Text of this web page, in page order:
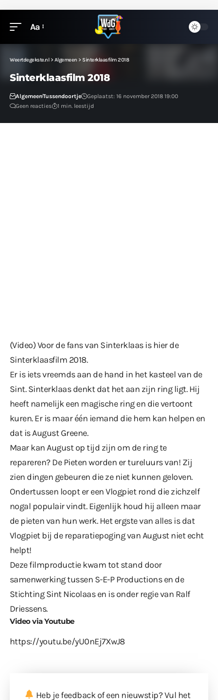
Aa
Weertdegekste.nl> Algemeen > Sinterklaasfilm 2018
Sinterklaasfilm 2018
AlgemeenTussendoortje
Geplaatst: 16 november 2018 19:00
Geen reacties
1 min. leestijd
(Video) Voor de fans van Sinterklaas is hier de
Sinterklaasfilm 2018.
Er is iets vreemds aan de hand in het kasteel van de
Sint. Sinterklaas denkt dat het aan zijn ring ligt. Hij
heeft namelijk een magische ring en die vertoont
kuren. Er is maar één iemand die hem kan helpen en
dat is August Greene.
Maar kan August op tijd zijn om de ring te
repareren? De Pieten worden er tureluurs van! Zij
zien dingen gebeuren die ze niet kunnen geloven.
Ondertussen loopt er een Vlogpiet rond die zichzelf
nogal populair vindt. Eigenlijk houd hij alleen maar
de pieten van hun werk. Het ergste van alles is dat
Vlogpiet bij de reparatiepoging van August niet echt
helpt!
Deze filmproductie kwam tot stand door
samenwerking tussen S-E-P Productions en de
Stichting Sint Nicolaas en is onder regie van Ralf
Driessens.
Video via Youtube
https://youtu.be/yU0nEj7XwJ8
Heb je feedback of een nieuwstip? Vul het